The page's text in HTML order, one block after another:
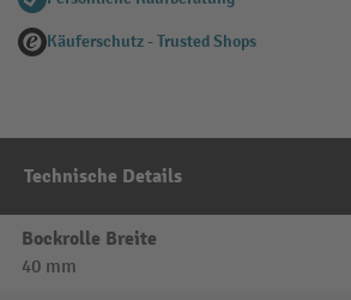
Käuferschutz - Trusted Shops
Technische Details
Bockrolle Breite
40 mm